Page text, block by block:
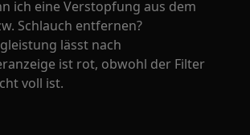
ich eine Verstopfung aus dem
Schlauch entfernen?
lässt nach
ist rot, obwohl der Filter
voll ist.